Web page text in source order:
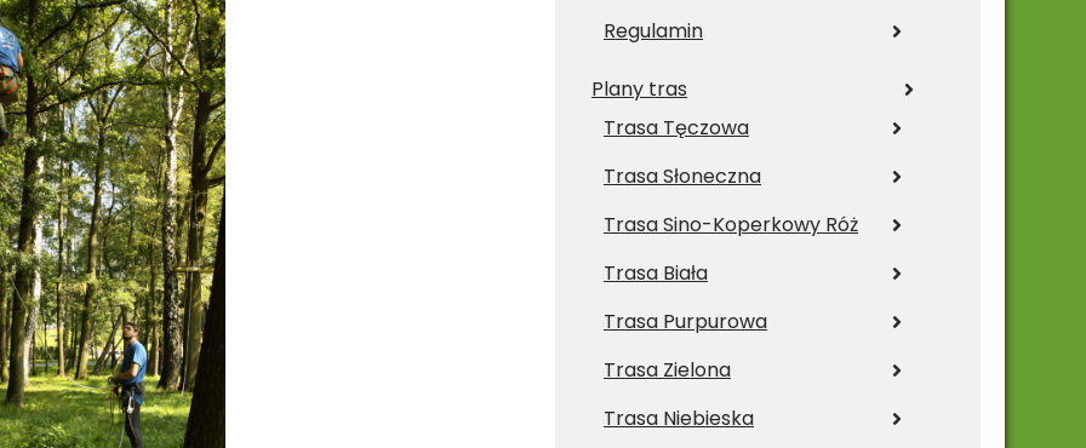
Regulamin
Plany tras
Trasa Tęczowa
Trasa Słoneczna
Trasa Sino-Koperkowy Róż
Trasa Biała
Trasa Purpurowa
Trasa Zielona
Trasa Niebieska